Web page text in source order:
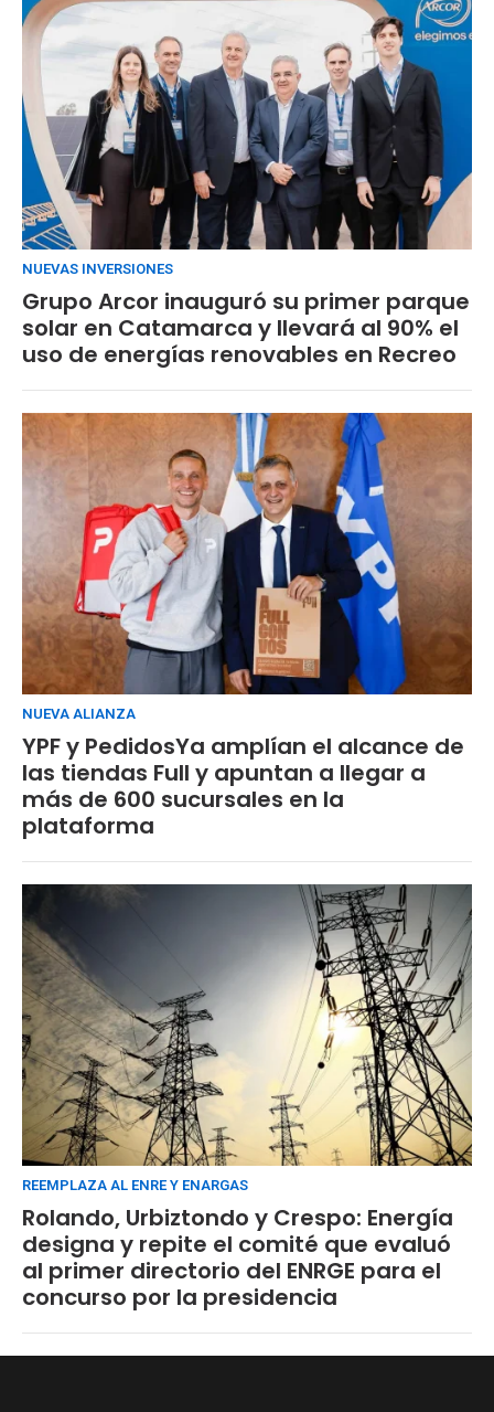
NUEVAS INVERSIONES
Grupo Arcor inauguró su primer parque
solar en Catamarca y llevará al 90% el
uso de energías renovables en Recreo
NUEVA ALIANZA
YPF y PedidosYa amplían el alcance de
las tiendas Full y apuntan a llegar a
más de 600 sucursales en la
plataforma
REEMPLAZA AL ENRE Y ENARGAS
Rolando, Urbiztondo y Crespo: Energía
designa y repite el comité que evaluó
al primer directorio del ENRGE para el
concurso por la presidencia